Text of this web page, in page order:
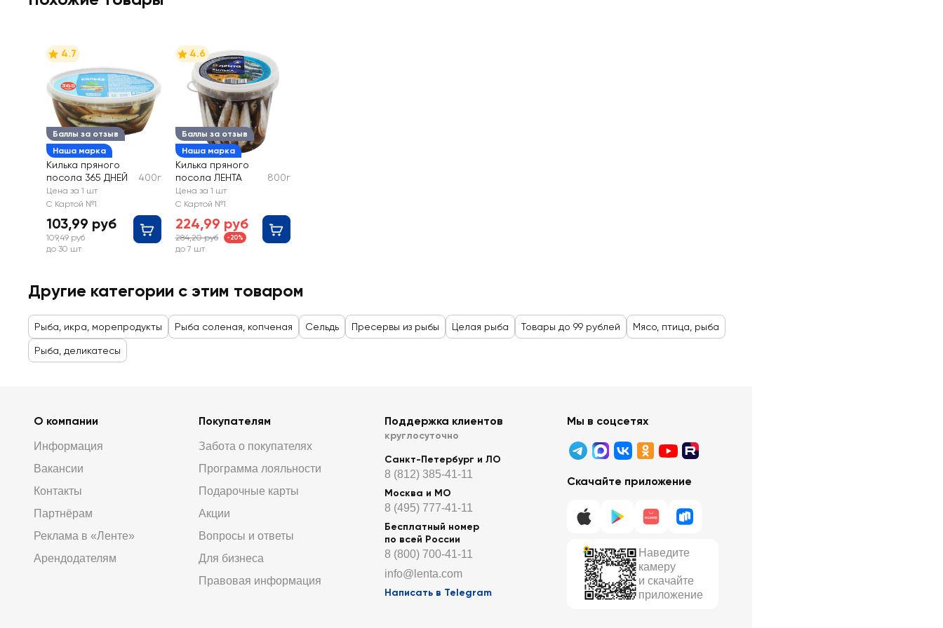
Баллы за отзыв
Наша марка
4.7
Килька пряного
посола 365 ДНЕЙ
400г
Цена за 1 шт
С Картой №1
103,99 руб
109,49 руб
до 30 шт
Баллы за отзыв
Наша марка
4.6
Килька пряного
посола ЛЕНТА
800г
Цена за 1 шт
С Картой №1
224,99 руб
284,20 руб -20%
до 7 шт
Другие категории с этим товаром
Рыба, икра, морепродукты Рыба соленая, копченая Сельдь Пресервы из рыбы Целая рыба Товары до 99 рублей Мясо, птица, рыба
Рыба, деликатесы
О компании
Информация
Вакансии
Контакты
Партнёрам
Реклама в «Ленте»
Арендодателям
Покупателям
Забота о покупателях
Программа лояльности
Подарочные карты
Акции
Вопросы и ответы
Для бизнеса
Правовая информация
Поддержка клиентов
круглосуточно
Санкт-Петербург и ЛО
8 (812) 385-41-11
Москва и МО
8 (495) 777-41-11
Бесплатный номер
по всей России
8 (800) 700-41-11
info@lenta.com
Написать в Telegram
Мы в соцсетях
Скачайте приложение
Наведите
камеру
и скачайте
приложение